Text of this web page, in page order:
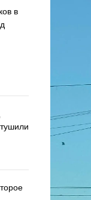
в